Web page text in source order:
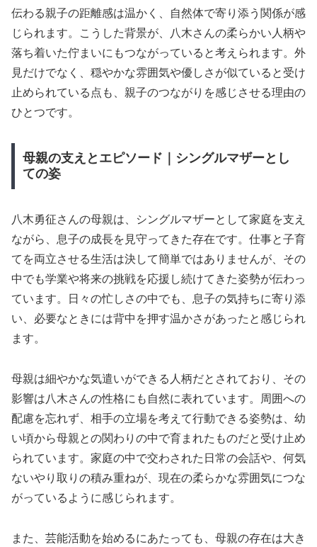
伝わる親子の距離感は温かく、自然体で寄り添う関係が感
じられます。こうした背景が、八木さんの柔らかい人柄や
落ち着いた佇まいにもつながっていると考えられます。外
見だけでなく、穏やかな雰囲気や優しさが似ていると受け
止められている点も、親子のつながりを感じさせる理由の
ひとつです。
母親の支えとエピソード｜シングルマザーとし
ての姿
八木勇征さんの母親は、シングルマザーとして家庭を支え
ながら、息子の成長を見守ってきた存在です。仕事と子育
てを両立させる生活は決して簡単ではありませんが、その
中でも学業や将来の挑戦を応援し続けてきた姿勢が伝わっ
ています。日々の忙しさの中でも、息子の気持ちに寄り添
い、必要なときには背中を押す温かさがあったと感じられ
ます。
母親は細やかな気遣いができる人柄だとされており、その
影響は八木さんの性格にも自然に表れています。周囲への
配慮を忘れず、相手の立場を考えて行動できる姿勢は、幼
い頃から母親との関わりの中で育まれたものだと受け止め
られています。家庭の中で交わされた日常の会話や、何気
ないやり取りの積み重ねが、現在の柔らかな雰囲気につな
がっているように感じられます。
また、芸能活動を始めるにあたっても、母親の存在は大き